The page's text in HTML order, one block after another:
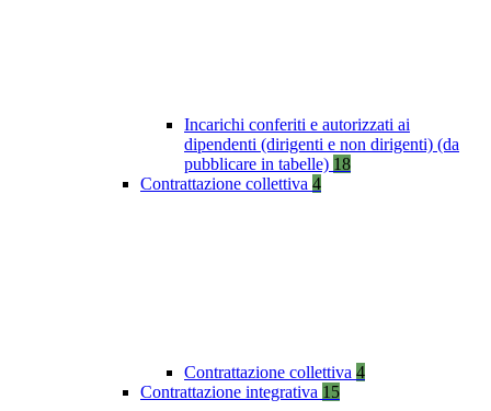
Incarichi conferiti e autorizzati ai
dipendenti (dirigenti e non dirigenti) (da
pubblicare in tabelle) 18
Contrattazione collettiva 4
Contrattazione collettiva 4
Contrattazione integrativa 15